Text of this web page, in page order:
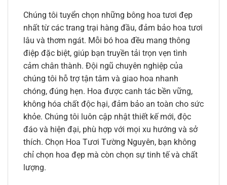
Chúng tôi tuyển chọn những bông hoa tươi đẹp
nhất từ các trang trại hàng đầu, đảm bảo hoa tươi
lâu và thơm ngát. Mỗi bó hoa đều mang thông
điệp đặc biệt, giúp bạn truyền tải trọn vẹn tình
cảm chân thành. Đội ngũ chuyên nghiệp của
chúng tôi hỗ trợ tận tâm và giao hoa nhanh
chóng, đúng hẹn. Hoa được canh tác bền vững,
không hóa chất độc hại, đảm bảo an toàn cho sức
khỏe. Chúng tôi luôn cập nhật thiết kế mới, độc
đáo và hiện đại, phù hợp với mọi xu hướng và sở
thích. Chọn Hoa Tươi Tường Nguyên, bạn không
chỉ chọn hoa đẹp mà còn chọn sự tinh tế và chất
lượng.